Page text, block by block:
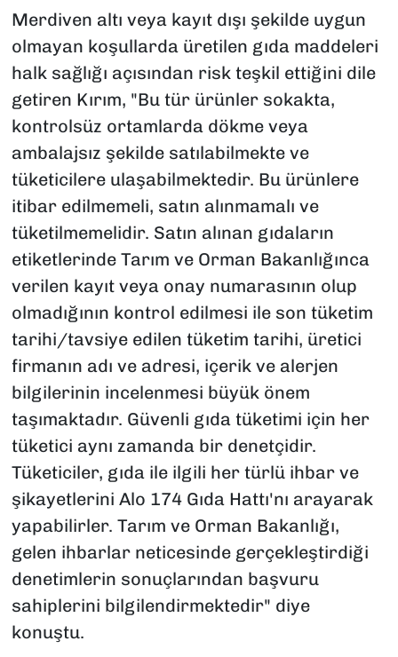
Merdiven altı veya kayıt dışı şekilde uygun
olmayan koşullarda üretilen gıda maddeleri
halk sağlığı açısından risk teşkil ettiğini dile
getiren Kırım, "Bu tür ürünler sokakta,
kontrolsüz ortamlarda dökme veya
ambalajsız şekilde satılabilmekte ve
tüketicilere ulaşabilmektedir. Bu ürünlere
itibar edilmemeli, satın alınmamalı ve
tüketilmemelidir. Satın alınan gıdaların
etiketlerinde Tarım ve Orman Bakanlığınca
verilen kayıt veya onay numarasının olup
olmadığının kontrol edilmesi ile son tüketim
tarihi/tavsiye edilen tüketim tarihi, üretici
firmanın adı ve adresi, içerik ve alerjen
bilgilerinin incelenmesi büyük önem
taşımaktadır. Güvenli gıda tüketimi için her
tüketici aynı zamanda bir denetçidir.
Tüketiciler, gıda ile ilgili her türlü ihbar ve
şikayetlerini Alo 174 Gıda Hattı'nı arayarak
yapabilirler. Tarım ve Orman Bakanlığı,
gelen ihbarlar neticesinde gerçekleştirdiği
denetimlerin sonuçlarından başvuru
sahiplerini bilgilendirmektedir" diye
konuştu.